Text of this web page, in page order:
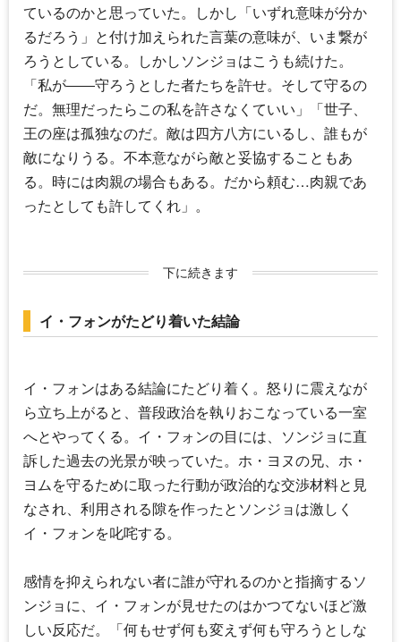
ているのかと思っていた。しかし「いずれ意味が分か
るだろう」と付け加えられた言葉の意味が、いま繋が
ろうとしている。しかしソンジョはこうも続けた。
「私が――守ろうとした者たちを許せ。そして守るの
だ。無理だったらこの私を許さなくていい」「世子、
王の座は孤独なのだ。敵は四方八方にいるし、誰もが
敵になりうる。不本意ながら敵と妥協することもあ
る。時には肉親の場合もある。だから頼む…肉親であ
ったとしても許してくれ」。
下に続きます
イ・フォンがたどり着いた結論
イ・フォンはある結論にたどり着く。怒りに震えなが
ら立ち上がると、普段政治を執りおこなっている一室
へとやってくる。イ・フォンの目には、ソンジョに直
訴した過去の光景が映っていた。ホ・ヨヌの兄、ホ・
ヨムを守るために取った行動が政治的な交渉材料と見
なされ、利用される隙を作ったとソンジョは激しく
イ・フォンを叱咤する。
感情を抑えられない者に誰が守れるのかと指摘するソ
ンジョに、イ・フォンが見せたのはかつてないほど激
しい反応だ。「何もせず何も変えず何も守ろうとしな